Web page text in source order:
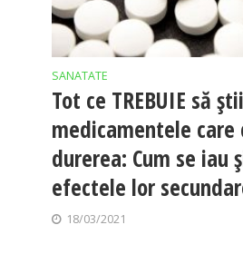
SANATATE
Tot ce TREBUIE să
medicamentele care
durerea: Cum se iau
efectele lor
18/03/2021